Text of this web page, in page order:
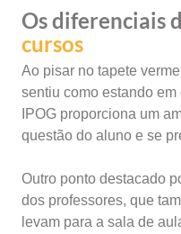
Os diferenciais
cursos
Ao pisar no tapete
sentiu como estando
IPOG proporciona um
questão do aluno e se
Outro ponto destacado
dos professores, que
levam para a sala de